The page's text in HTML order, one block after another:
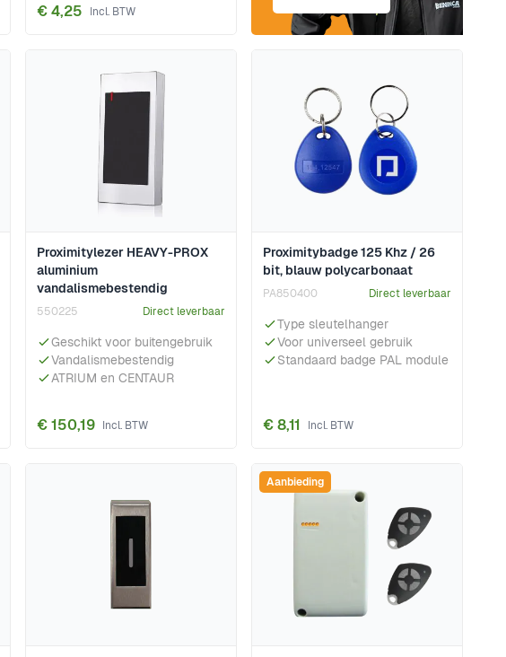
€ 4,25
Proximitylezer HEAVY-PROX
aluminium
vandalismebestendig
550225 Direct leverbaar
Geschikt voor buitengebruik
Vandalismebestendig
ATRIUM en CENTAUR
€ 150,19
Proximitybadge 125 Khz / 26
bit, blauw polycarbonaat
PA850400 Direct leverbaar
Type sleutelhanger
Voor universeel gebruik
Standaard badge PAL module
€ 8,11
Aanbieding